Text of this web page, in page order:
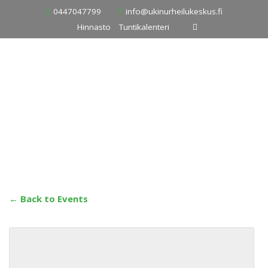
content
0447047799
info@ukinurheilukeskus.fi
Hinnasto
Tuntikalenteri
← Back to Events